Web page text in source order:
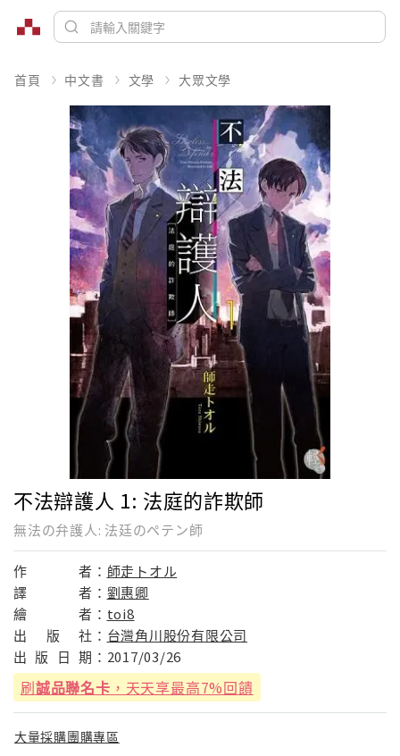
首頁 中文書 文學 大眾文學
不法辯護人 1: 法庭的詐欺師
無法の弁護人: 法廷のペテン師
作 者： 師走トオル
譯
者： 劉惠卿
繪
者： toi8
出
版 社： 台灣角川股份有限公司
出 版 日 期： 2017/03/26
刷誠品聯名卡 ，天天享最高7%回饋
大量採購團購專區